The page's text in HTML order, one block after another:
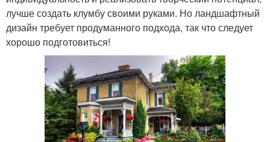
лучше создать клумбу своими руками. Но ландшафтный
дизайн требует продуманного подхода, так что следует
хорошо подготовиться!